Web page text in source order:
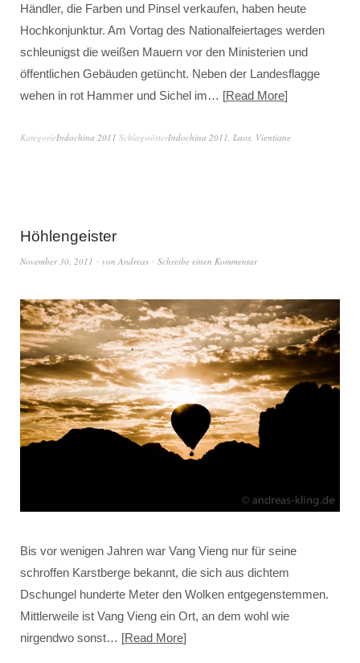
Händler, die Farben und Pinsel verkaufen, haben heute
Hochkonjunktur. Am Vortag des Nationalfeiertages werden
schleunigst die weißen Mauern vor den Ministerien und
öffentlichen Gebäuden getüncht. Neben der Landesflagge
wehen in rot Hammer und Sichel im…
Read More
KategorieIndochina 2011 SchlagwörterIndochina 2011 Laos Vientiane
Höhlengeister
November 30, 2011 von Andreas Schreibe einen Kommentar
Bis vor wenigen Jahren war Vang Vieng nur für seine
schroffen Karstberge bekannt, die sich aus dichtem
Dschungel hunderte Meter den Wolken entgegenstemmen.
Mittlerweile ist Vang Vieng ein Ort, an dem wohl wie
nirgendwo sonst…
Read More